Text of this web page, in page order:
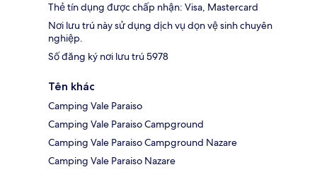
Thẻ tín dụng được chấp nhận: Visa, Mastercard
Nơi lưu trú này sử dụng dịch vụ dọn vệ sinh chuyên
nghiệp.
Số đăng ký nơi lưu trú 5978
Tên khác
Camping Vale Paraiso
Camping Vale Paraiso Campground
Camping Vale Paraiso Campground Nazare
Camping Vale Paraiso Nazare